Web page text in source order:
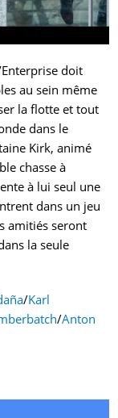
doit
au sein même
la flotte et tout
dans le
Kirk, animé
chasse à
à lui seul une
dans un jeu
amitiés seront
la seule
/Karl
/Anton